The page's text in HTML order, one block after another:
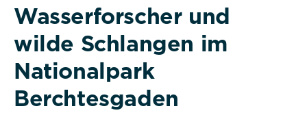
Wasserforscher und
wilde Schlangen im
Nationalpark
Berchtesgaden